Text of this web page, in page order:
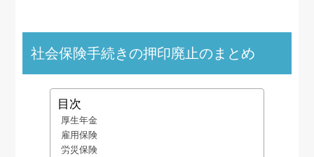
社会保険手続きの押印廃止のまとめ
目次
厚生年金
雇用保険
労災保険